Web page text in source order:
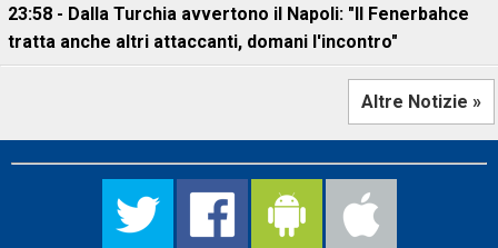
23:58 - Dalla Turchia avvertono il Napoli: "Il Fenerbahce
tratta anche altri attaccanti, domani l'incontro"
Altre Notizie »